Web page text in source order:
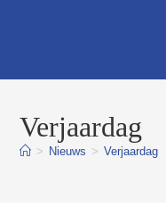
Verjaardag
> Nieuws > Verjaardag